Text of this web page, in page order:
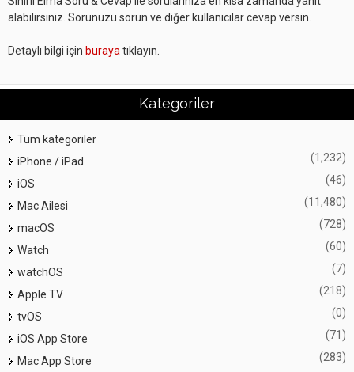
alabilirsiniz. Sorunuzu sorun ve diğer kullanıcılar cevap versin.
Detaylı bilgi için buraya tıklayın.
Kategoriler
Tüm kategoriler
iPhone / iPad
(1,232)
iOS (46)
Mac Ailesi (11,480)
macOS (728)
Watch (60)
watchOS (7)
Apple TV (218)
tvOS (0)
iOS App Store (71)
Mac App Store (283)